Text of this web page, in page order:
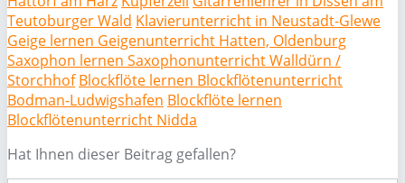
Teutoburger Wald Klavierunterricht in Neustadt-Glewe
Geige lernen Geigenunterricht Hatten, Oldenburg
Saxophon lernen Saxophonunterricht Walldürn /
Storchhof Blockflöte lernen Blockflötenunterricht
Bodman-Ludwigshafen Blockflöte lernen
Blockflötenunterricht Nidda
Hat Ihnen dieser Beitrag gefallen?